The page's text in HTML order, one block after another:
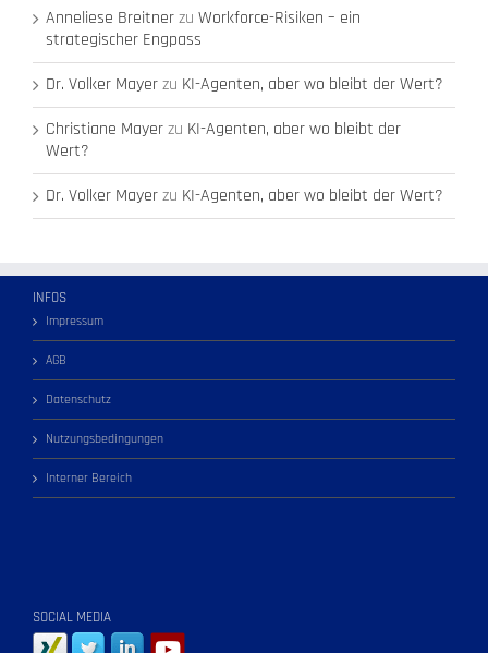
Anneliese Breitnerzu Workforce-Risiken – ein
strategischer Engpass
Dr. Volker Mayerzu KI-Agenten, aber wo bleibt der Wert?
Christiane Mayerzu KI-Agenten, aber wo bleibt der
Wert?
Dr. Volker Mayerzu KI-Agenten, aber wo bleibt der Wert?
INFOS
Impressum
AGB
Datenschutz
Nutzungsbedingungen
Interner Bereich
SOCIAL MEDIA